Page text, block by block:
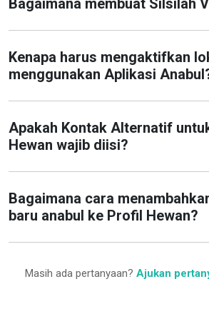
Bagaimana membuat Silsilah
Kenapa harus mengaktifkan
menggunakan Aplikasi
Apakah Kontak Alternatif
Hewan wajib diisi?
Bagaimana cara
baru anabul ke Profil Hewan?
Masih ada pertanyaan? Ajukan